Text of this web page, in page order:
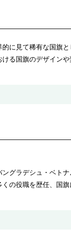
に見て稀有な国旗
る国旗のデザイン
グラデシュ・ベト
の役職を歴任、国旗